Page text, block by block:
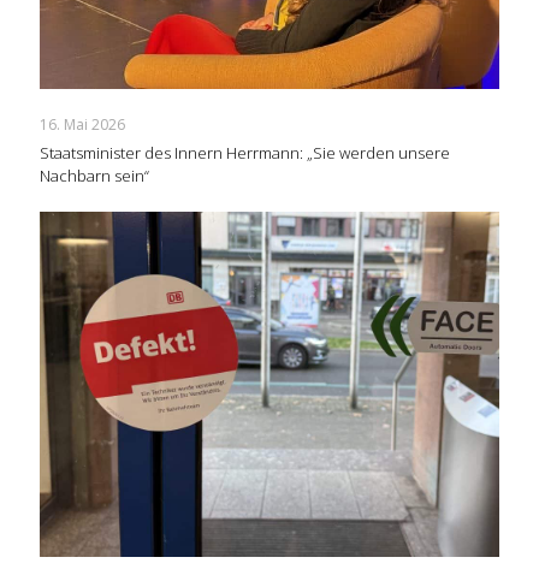
16. Mai 2026
Staatsminister des Innern Herrmann: „Sie werden unsere
Nachbarn sein“